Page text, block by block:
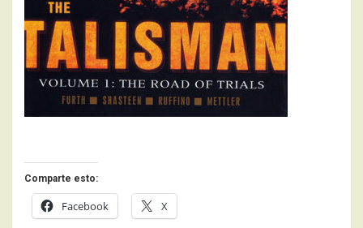
Comparte esto:
Facebook X